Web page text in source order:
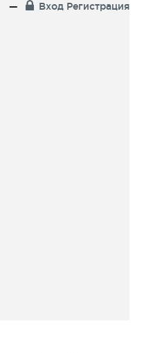
Вход Регистрация